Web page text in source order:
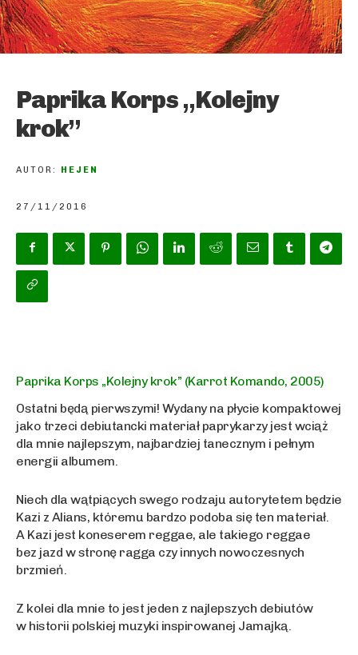
Paprika Korps „Kolejny
krok”
AUTOR: HEJEN
27/11/2016
Paprika Korps „Kolejny krok” (Karrot Komando, 2005)
Ostatni będą pierwszymi! Wydany na płycie kompaktowej
jako trzeci debiutancki materiał paprykarzy jest wciąż
dla mnie najlepszym, najbardziej tanecznym i pełnym
energii albumem.
Niech dla wątpiących swego rodzaju autorytetem będzie
Kazi z Alians, któremu bardzo podoba się ten materiał.
A Kazi jest koneserem reggae, ale takiego reggae
bez jazd w stronę ragga czy innych nowoczesnych
brzmień.
Z kolei dla mnie to jest jeden z najlepszych debiutów
w historii polskiej muzyki inspirowanej Jamajką.